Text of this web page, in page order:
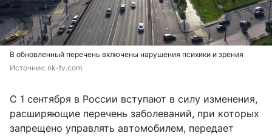
В обновленный перечень включены нарушения психики и зрения
Источник: nk-tv.com
С 1 сентября в России вступают в силу изменения,
расширяющие перечень заболеваний, при которых
запрещено управлять автомобилем, передает